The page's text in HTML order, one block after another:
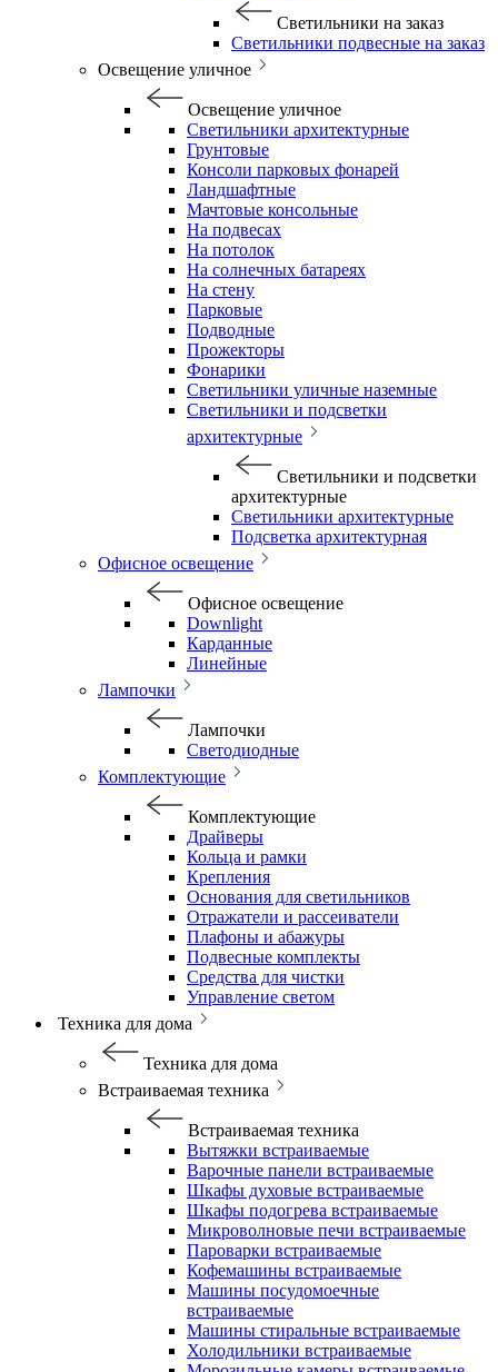
Светильники на заказ
Светильники подвесные на заказ
Освещение уличное
Освещение уличное
Светильники архитектурные
Грунтовые
Консоли парковых фонарей
Ландшафтные
Мачтовые консольные
На подвесах
На потолок
На солнечных батареях
На стену
Парковые
Подводные
Прожекторы
Фонарики
Светильники уличные наземные
Светильники и подсветки
архитектурные
Светильники и подсветки
архитектурные
Светильники архитектурные
Подсветка архитектурная
Офисное освещение
Офисное освещение
Downlight
Карданные
Линейные
Лампочки
Лампочки
Светодиодные
Комплектующие
Комплектующие
Драйверы
Кольца и рамки
Крепления
Основания для светильников
Отражатели и рассеиватели
Плафоны и абажуры
Подвесные комплекты
Средства для чистки
Управление светом
Техника для дома
Техника для дома
Встраиваемая техника
Встраиваемая техника
Вытяжки встраиваемые
Варочные панели встраиваемые
Шкафы духовые встраиваемые
Шкафы подогрева встраиваемые
Микроволновые печи встраиваемые
Пароварки встраиваемые
Кофемашины встраиваемые
Машины посудомоечные
встраиваемые
Машины стиральные встраиваемые
Холодильники встраиваемые